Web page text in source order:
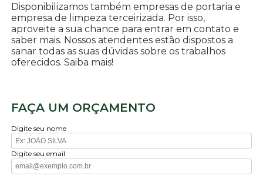
Disponibilizamos também empresas de portaria e
empresa de limpeza terceirizada. Por isso,
aproveite a sua chance para entrar em contato e
saber mais. Nossos atendentes estão dispostos a
sanar todas as suas dúvidas sobre os trabalhos
oferecidos. Saiba mais!
FAÇA UM ORÇAMENTO
Digite seu nome
Digite seu email